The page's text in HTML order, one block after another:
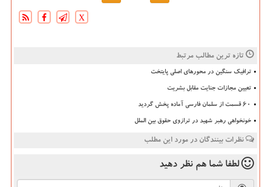
X
تازه ترین مطالب مرتبط
ترافیک سنگین در محورهای اصلی پایتخت
تعیین مجازات جنایت مقابل بشریت
۶۰ قسمت از سلمان فارسی آماده پخش گردید
خونخواهی رهبر شهید در ترازوی حقوق بین الملل
نظرات بینندگان در مورد این مطلب
لطفا شما هم نظر دهید